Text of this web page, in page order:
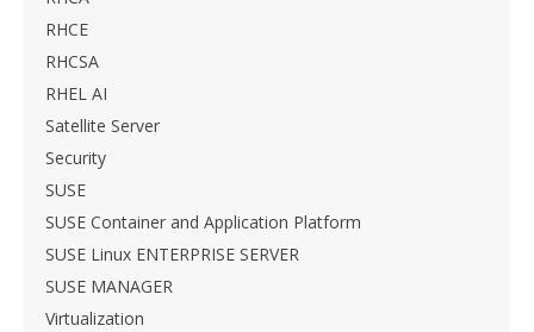
RHCE
RHCSA
RHEL AI
Satellite Server
Security
SUSE
SUSE Container and Application Platform
SUSE Linux ENTERPRISE SERVER
SUSE MANAGER
Virtualization